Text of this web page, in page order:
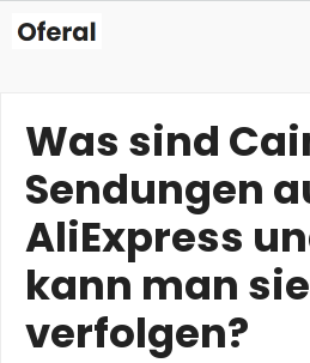
Zum
Inhalt
Was sind
Sendungen
AliExpress
kann man sie
verfolgen?